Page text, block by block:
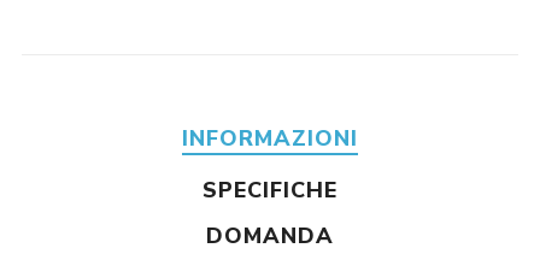
INFORMAZIONI
SPECIFICHE
DOMANDA